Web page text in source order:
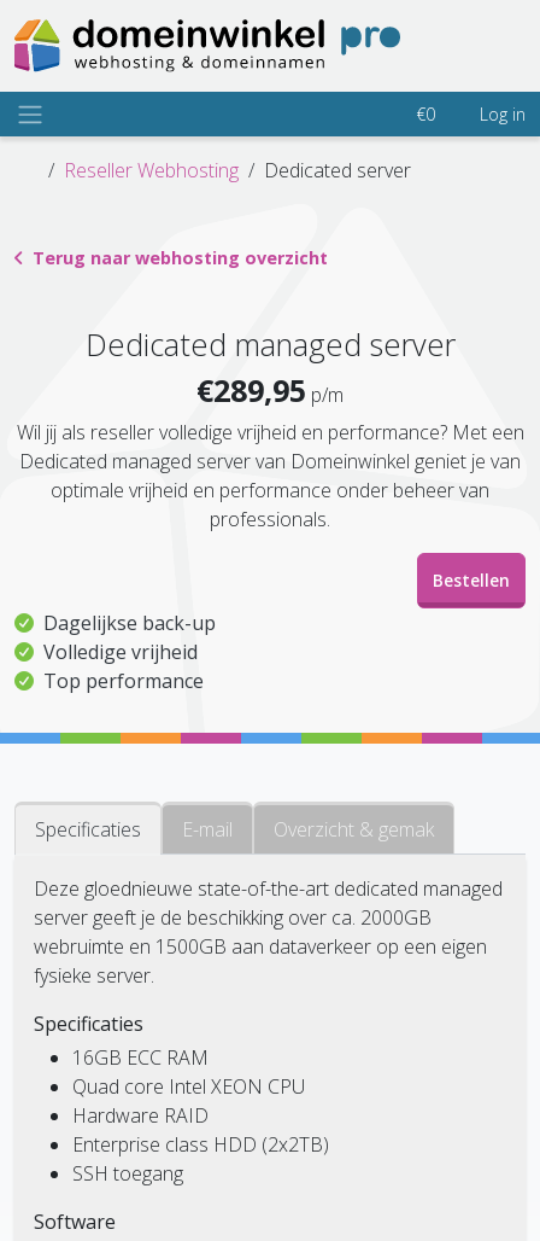
€0 Log in
Reseller Webhosting Dedicated server
Terug naar webhosting overzicht
Dedicated managed server
€289,95 p/m
Wil jij als reseller volledige vrijheid en performance? Met een
Dedicated managed server van Domeinwinkel geniet je van
optimale vrijheid en performance onder beheer van
professionals.
Bestellen
Dagelijkse back-up
Volledige vrijheid
Top performance
Specificaties E-mail Overzicht & gemak
Deze gloednieuwe state-of-the-art dedicated managed
server geeft je de beschikking over ca. 2000GB
webruimte en 1500GB aan dataverkeer op een eigen
fysieke server.
Specificaties
16GB ECC RAM
Quad core Intel XEON CPU
Hardware RAID
Enterprise class HDD (2x2TB)
SSH toegang
Software